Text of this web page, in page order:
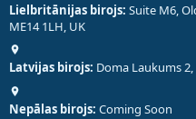
Lielbritānijas birojs: Suite M6,
ME14 1LH, UK
Latvijas birojs: Doma Laukums 2,
Nepālas birojs: Coming Soon